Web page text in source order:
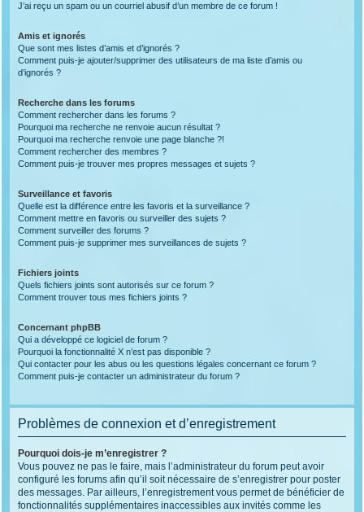
J’ai reçu un spam ou un courriel abusif d’un membre de ce forum !
Amis et ignorés
Que sont mes listes d’amis et d’ignorés ?
Comment puis-je ajouter/supprimer des utilisateurs de ma liste d’amis ou
d’ignorés ?
Recherche dans les forums
Comment rechercher dans les forums ?
Pourquoi ma recherche ne renvoie aucun résultat ?
Pourquoi ma recherche renvoie une page blanche ?!
Comment rechercher des membres ?
Comment puis-je trouver mes propres messages et sujets ?
Surveillance et favoris
Quelle est la différence entre les favoris et la surveillance ?
Comment mettre en favoris ou surveiller des sujets ?
Comment surveiller des forums ?
Comment puis-je supprimer mes surveillances de sujets ?
Fichiers joints
Quels fichiers joints sont autorisés sur ce forum ?
Comment trouver tous mes fichiers joints ?
Concernant phpBB
Qui a développé ce logiciel de forum ?
Pourquoi la fonctionnalité X n’est pas disponible ?
Qui contacter pour les abus ou les questions légales concernant ce forum ?
Comment puis-je contacter un administrateur du forum ?
Problèmes de connexion et d’enregistrement
Pourquoi dois-je m’enregistrer ?
Vous pouvez ne pas le faire, mais l’administrateur du forum peut avoir
configuré les forums afin qu’il soit nécessaire de s’enregistrer pour poster
des messages. Par ailleurs, l’enregistrement vous permet de bénéficier de
fonctionnalités supplémentaires inaccessibles aux invités comme les